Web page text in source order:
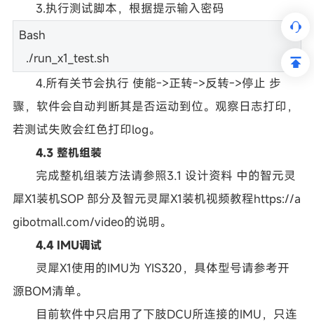
3.执行测试脚本，根据提示输入密码
Bash
./run_x1_test.sh
4.所有关节会执行 使能->正转->反转->停止 步
骤，软件会自动判断其是否运动到位。观察日志打印，
若测试失败会红色打印log。
4.3 整机组装
完成整机组装方法请参照3.1 设计资料 中的智元灵
犀X1装机SOP 部分及智元灵犀X1装机视频教程https://a
gibotmall.com/video的说明。
4.4 IMU调试
灵犀X1使用的IMU为 YIS320，具体型号请参考开
源BOM清单。
目前软件中只启用了下肢DCU所连接的IMU，只连